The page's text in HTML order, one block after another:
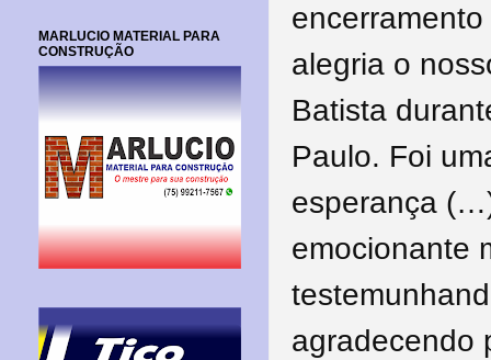
alegria o
Batista
Paulo. Foi
esperança
emocionante
agradecendo
MARLUCIO MATERIAL PARA
CONSTRUÇÃO